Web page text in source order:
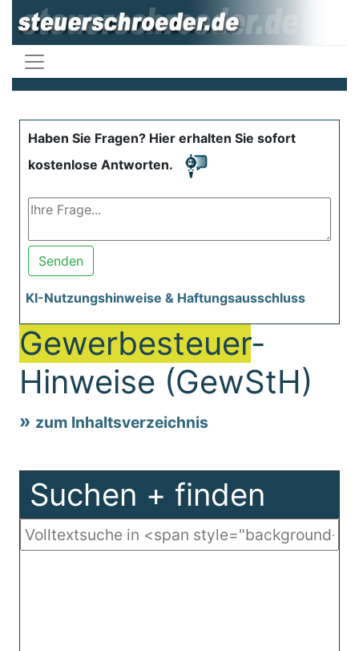
Haben Sie Fragen? Hier erhalten Sie sofort
kostenlose Antworten.
Senden
KI-Nutzungshinweise & Haftungsausschluss
Gewerbesteuer-
Hinweise (GewStH)
zum Inhaltsverzeichnis
Suchen + finden